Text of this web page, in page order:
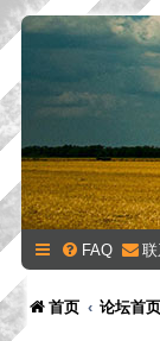
FAQ
首页 论坛首页